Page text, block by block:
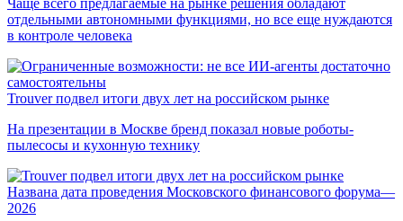
Чаще всего предлагаемые на рынке решения обладают
отдельными автономными функциями, но все еще нуждаются
в контроле человека
Trouver подвел итоги двух лет на российском рынке
На презентации в Москве бренд показал новые роботы-
пылесосы и кухонную технику
Названа дата проведения Московского финансового форума—
2026